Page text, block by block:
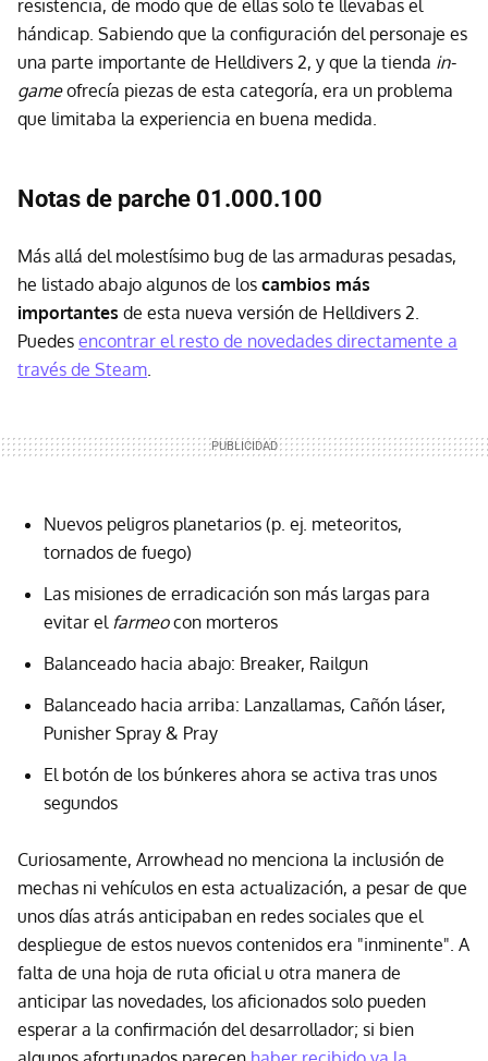
resistencia, de modo que de ellas solo te llevabas el
hándicap. Sabiendo que la configuración del personaje es
una parte importante de Helldivers 2, y que la tienda in-
gameofrecía piezas de esta categoría, era un problema
que limitaba la experiencia en buena medida.
Notas de parche 01.000.100
Más allá del molestísimo bug de las armaduras pesadas,
he listado abajo algunos de los cambios más
importantes de esta nueva versión de Helldivers 2.
Puedes encontrar el resto de novedades directamente a
través de Steam.
Nuevos peligros planetarios (p. ej. meteoritos,
tornados de fuego)
Las misiones de erradicación son más largas para
evitar el farmeocon morteros
Balanceado hacia abajo: Breaker, Railgun
Balanceado hacia arriba: Lanzallamas, Cañón láser,
Punisher Spray & Pray
El botón de los búnkeres ahora se activa tras unos
segundos
Curiosamente, Arrowhead no menciona la inclusión de
mechas ni vehículos en esta actualización, a pesar de que
unos días atrás anticipaban en redes sociales que el
despliegue de estos nuevos contenidos era "inminente". A
falta de una hoja de ruta oficial u otra manera de
anticipar las novedades, los aficionados solo pueden
esperar a la confirmación del desarrollador; si bien